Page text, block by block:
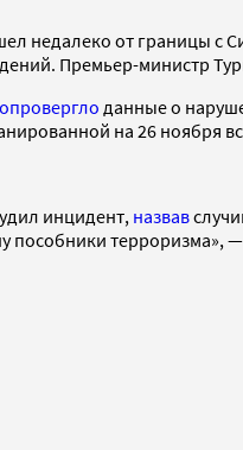
недалеко от границы с
Премьер-министр
опровергло данные о
на 26 ноября
инцидент, назвав
пособники терроризма»,